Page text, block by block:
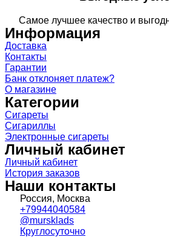
Самое лучшее качество и
Информация
Доставка
Контакты
Гарантии
Банк отклоняет платеж?
О магазине
Категории
Сигареты
Сигариллы
Электронные сигареты
Личный кабинет
Личный кабинет
История заказов
Наши контакты
Россия, Москва
+79944040584
@mursklads
Круглосуточно